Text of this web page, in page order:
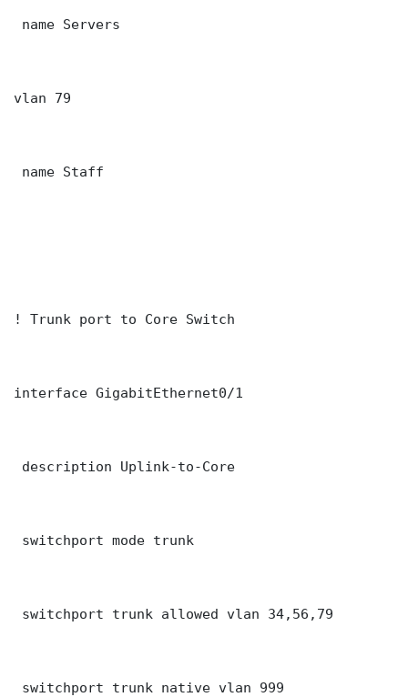
name Servers
vlan 79
name Staff
! Trunk port to Core Switch
interface GigabitEthernet0/1
description Uplink-to-Core
switchport mode trunk
switchport trunk allowed vlan 34,56,79
switchport trunk native vlan 999